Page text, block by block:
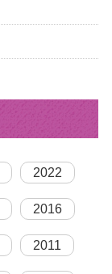
2022
2016
2011